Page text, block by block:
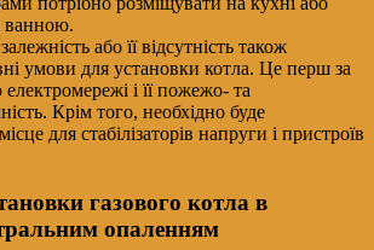
ванною.
або її відсутність також
умови для установки котла. Це перш за
і її пожежо- та
Крім того, необхідно буде
для стабілізаторів напруги і пристроїв
газового котла в
опаленням